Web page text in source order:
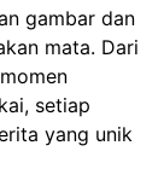
gambar dan
mata. Dari
setiap
yang unik